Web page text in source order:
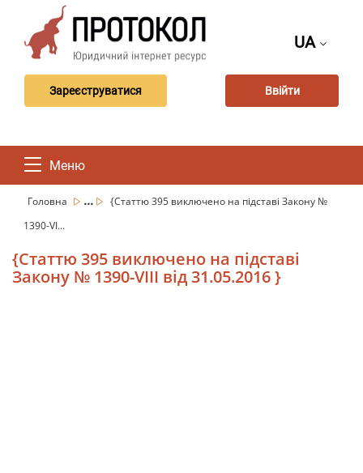
UA
Зареєструватися Ввійти
Меню
Головна ...
{Статтю 395 виключено на підставі Закону №
1390-VI...
{Статтю 395 виключено на підставі
Закону № 1390-VIII від 31.05.2016 }